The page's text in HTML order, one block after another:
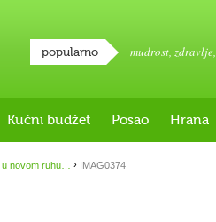
popularno mudrost, zdravlje,
Kućni budžet Posao Hrana
novom ruhu… › IMAG0374